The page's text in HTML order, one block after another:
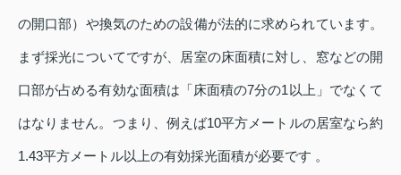
の開口部）や換気のための設備が法的に求められています。
まず採光についてですが、居室の床面積に対し、窓などの開
口部が占める有効な面積は「床面積の7分の1以上」でなくて
はなりません。つまり、例えば10平方メートルの居室なら約
1.43平方メートル以上の有効採光面積が必要です 。